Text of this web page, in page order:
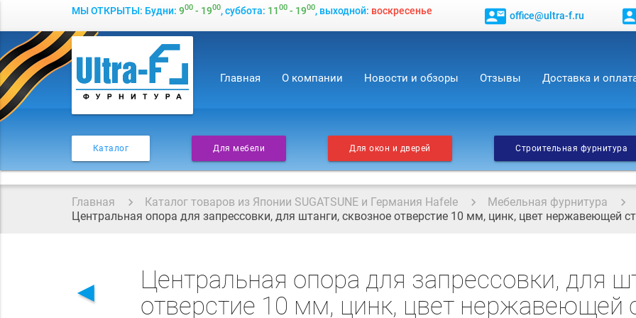
МЫ ОТКРЫТЫ: Будни: 900- 1900, суббота: 1100- 1900, выходной: воскресенье contact_mail office@ultra-f.ru
Главная О компании Новости и обзоры Отзывы Доставка и
Каталог Для мебели Для окон и дверей Строительная фурнитура
Главная Каталог товаров из Японии SUGATSUNE и Германия Hafele Мебельная фурнитура
Центральная опора для запрессовки, для штанги, сквозное отверстие 10 мм, цинк, цвет нержавеющей
◄
Центральная опора для запрессовки, для
отверстие 10 мм, цинк, цвет нержавеющей